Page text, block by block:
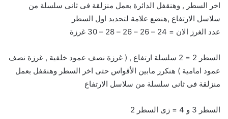
اخر السطر , وهنقفل الدائرة بعمل منزلقة فى ثانى سلسلة من
سلاسل الارتفاع ,هنضع علامة لتحديد اول السطر
عدد الغرز الان = 24 – 26 – 26 – 28 – 30 غرزة
السطر 2 = 2 سلسلة ارتفاع , ( غرزة نصف عمود خلفية , غرزة نصف
عمود امامية ) هنكرر مابين الأقواس حتى اخر السطر وهنقفل بعمل
منزلقة فى ثانى سلسلة من سلاسل الارتفاع
السطر 3 و 4 = زى السطر 2